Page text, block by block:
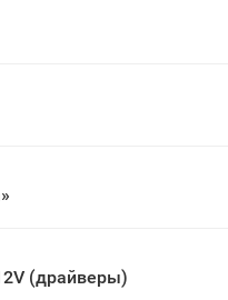
(драйверы)